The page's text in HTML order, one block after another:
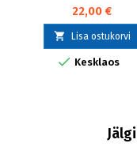
22,00 €
 Lisa ostukorvi
 Kesklaos